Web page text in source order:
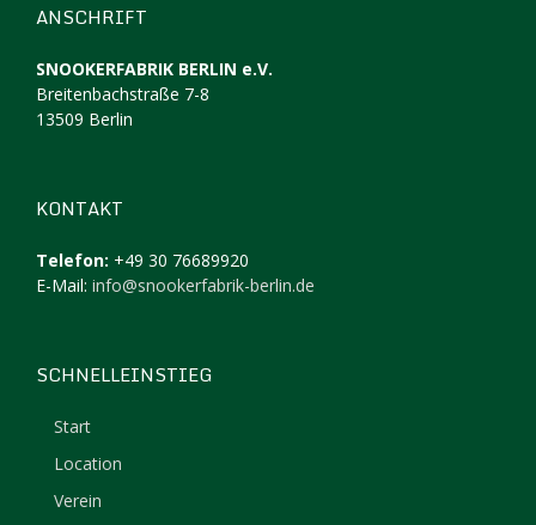
ANSCHRIFT
SNOOKERFABRIK BERLIN e.V.
Breitenbachstraße 7-8
13509 Berlin
KONTAKT
Telefon: +49 30 76689920
E-Mail: info@snookerfabrik-berlin.de
SCHNELLEINSTIEG
Start
Location
Verein